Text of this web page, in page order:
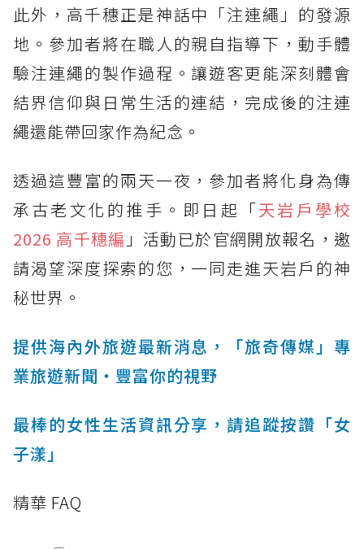
此外，高千穗正是神話中「注連繩」的發源
地。參加者將在職人的親自指導下，動手體
驗注連繩的製作過程。讓遊客更能深刻體會
結界信仰與日常生活的連結，完成後的注連
繩還能帶回家作為紀念。
透過這豐富的兩天一夜，參加者將化身為傳
承古老文化的推手。即日起「天岩戶學校
2026 高千穗編 」活動已於官網開放報名，邀
請渴望深度探索的您，一同走進天岩戶的神
秘世界。
提供海內外旅遊最新消息，「旅奇傳媒」專
業旅遊新聞‧豐富你的視野
最棒的女性生活資訊分享，請追蹤按讚「女
子漾」
精華 FAQ